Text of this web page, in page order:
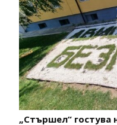
„Стършел“